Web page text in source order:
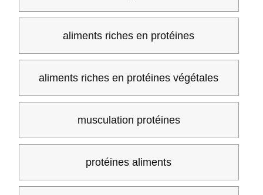
aliments riches en protéines
aliments riches en protéines végétales
musculation protéines
protéines aliments